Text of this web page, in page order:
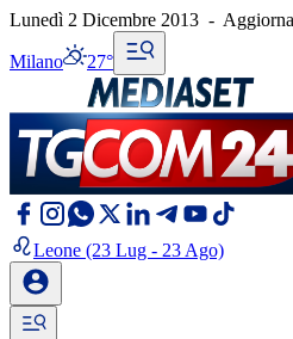
Lunedì 2 Dicembre 2013 -
Milano 27°
Leone (23 Lug - 23 Ago)